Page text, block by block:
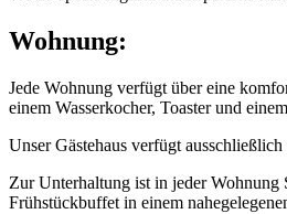
Wohnung:
Jede Wohnung verfügt über eine
einem Wasserkocher, Toaster und
Unser Gästehaus verfügt
Zur Unterhaltung ist in jeder
Frühstückbuffet in einem